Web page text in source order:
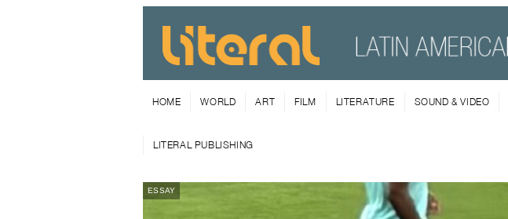
HOME WORLD ART FILM LITERATURE SOUND & VIDEO
LITERAL PUBLISHING
ESSAY